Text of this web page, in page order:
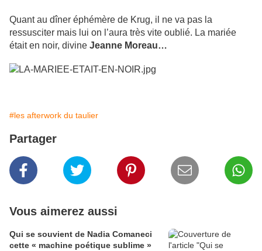
Quant au dîner éphémère de Krug, il ne va pas la
ressusciter mais lui on l’aura très vite oublié. La mariée
était en noir, divine Jeanne Moreau…
#les afterwork du taulier
Partager
Vous aimerez aussi
Qui se souvient de Nadia Comaneci
cette « machine poétique sublime »